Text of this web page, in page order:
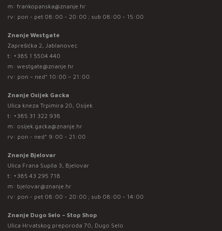
m: frankopanska@znanje.hr
rv: pon - pet 08:00 - 20:00 ; sub 08:00 - 15:00
Znanje Westgate
Zaprešićka 2, Jablanovec
t: +385 1 5504 440
m: westgate@znanje.hr
rv: pon – ned* 10:00 – 21:00
Znanje Osijek Gacka
Ulica kneza Trpimira 20, Osijek
t: +385 31 322 938
m: osijek.gacka@znanje.hr
rv: pon - ned* 9:00 - 21:00
Znanje Bjelovar
Ulica Frana Supila 3, Bjelovar
t: +385 43 295 718
m: bjelovar@znanje.hr
rv: pon - pet 08:00 - 20:00 ; sub 08:00 - 14:00
Znanje Dugo Selo – Stop Shop
Ulica Hrvatskog preporoda 70, Dugo Selo